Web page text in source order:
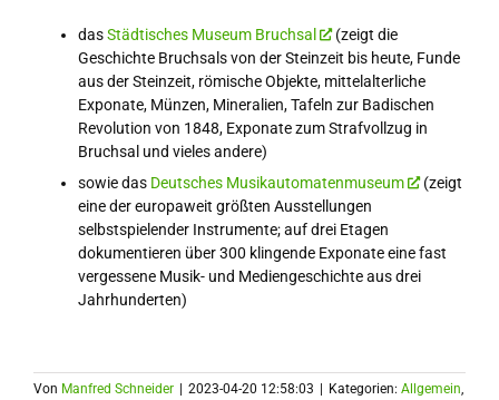
dasStädtisches Museum Bruchsal
(zeigt die
Geschichte Bruchsals von der Steinzeit bis heute, Funde
aus der Steinzeit, römische Objekte, mittelalterliche
Exponate, Münzen, Mineralien, Tafeln zur Badischen
Revolution von 1848, Exponate zum Strafvollzug in
Bruchsal und vieles andere)
sowie das Deutsches Musikautomatenmuseum
(zeigt
eine der europaweit größten Ausstellungen
selbstspielender Instrumente; auf drei Etagen
dokumentieren über 300 klingende Exponate eine fast
vergessene Musik- und Mediengeschichte aus drei
Jahrhunderten)
Von Manfred Schneider 2023-04-20 12:58:03 Kategorien: Allgemein,